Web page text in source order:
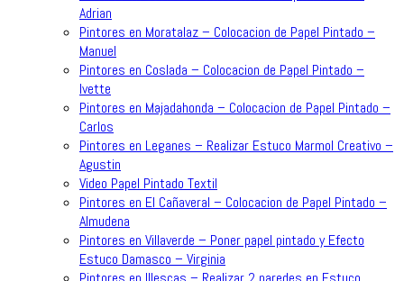
Adrian
Pintores en Moratalaz – Colocacion de Papel Pintado –
Manuel
Pintores en Coslada – Colocacion de Papel Pintado –
Ivette
Pintores en Majadahonda – Colocacion de Papel Pintado –
Carlos
Pintores en Leganes – Realizar Estuco Marmol Creativo –
Agustin
Video Papel Pintado Textil
Pintores en El Cañaveral – Colocacion de Papel Pintado –
Almudena
Pintores en Villaverde – Poner papel pintado y Efecto
Estuco Damasco – Virginia